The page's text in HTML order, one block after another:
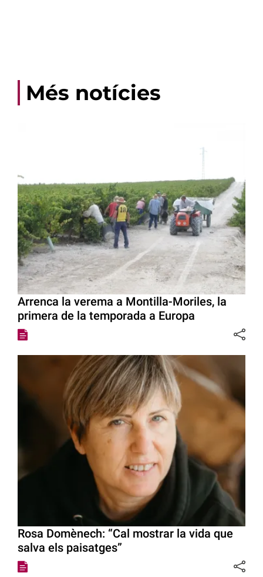
Més notícies
Arrenca la verema a Montilla-Moriles, la
primera de la temporada a Europa
Rosa Domènech: “Cal mostrar la vida que
salva els paisatges”